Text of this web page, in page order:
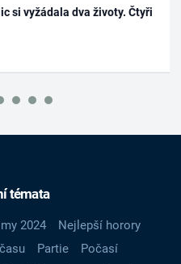
si vyžádala dva životy. Čtyři
témata
2024
Nejlepší horory
Partie
Počasí